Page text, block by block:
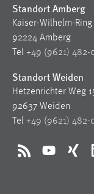
Standort Amberg
Kaiser-Wilhelm-Ring
92224 Amberg
Tel +49 (9621) 482-
Standort Weiden
Hetzenrichter Weg
92637 Weiden
Tel +49 (9621) 482-
RSS YouTubeXing
Cookie
Max. 13 Monate
MARKETING
Marketing
verwendet,
Sie tun dies,
hinweg